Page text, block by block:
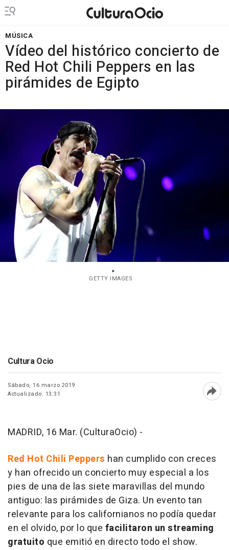
MÚSICA
Vídeo del histórico concierto de
Red Hot Chili Peppers en las
pirámides de Egipto
GETTY IMAGES
Cultura Ocio
Sábado, 16 marzo 2019
Actualizado: 13:31
MADRID, 16 Mar. (CulturaOcio) -
Red Hot Chili Peppers han cumplido con creces
y han ofrecido un concierto muy especial a los
pies de una de las siete maravillas del mundo
antiguo: las pirámides de Giza. Un evento tan
relevante para los californianos no podía quedar
en el olvido, por lo que facilitaron un streaming
gratuito que emitió en directo todo el show.